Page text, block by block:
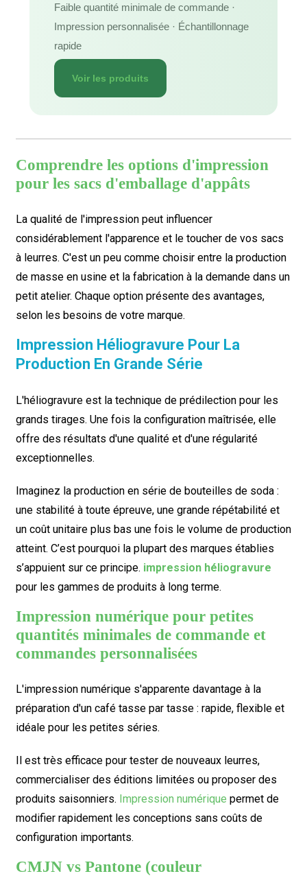
Faible quantité minimale de commande ·
Impression personnalisée · Échantillonnage
rapide
Voir les produits
Comprendre les options d'impression
pour les sacs d'emballage d'appâts
La qualité de l'impression peut influencer
considérablement l'apparence et le toucher de vos sacs
à leurres. C'est un peu comme choisir entre la production
de masse en usine et la fabrication à la demande dans un
petit atelier. Chaque option présente des avantages,
selon les besoins de votre marque.
Impression Héliogravure Pour La
Production En Grande Série
L'héliogravure est la technique de prédilection pour les
grands tirages. Une fois la configuration maîtrisée, elle
offre des résultats d'une qualité et d'une régularité
exceptionnelles.
Imaginez la production en série de bouteilles de soda :
une stabilité à toute épreuve, une grande répétabilité et
un coût unitaire plus bas une fois le volume de production
atteint. C’est pourquoi la plupart des marques établies
s’appuient sur ce principe. impression héliogravure
pour les gammes de produits à long terme.
Impression numérique pour petites
quantités minimales de commande et
commandes personnalisées
L'impression numérique s'apparente davantage à la
préparation d'un café tasse par tasse : rapide, flexible et
idéale pour les petites séries.
Il est très efficace pour tester de nouveaux leurres,
commercialiser des éditions limitées ou proposer des
produits saisonniers. Impression numérique permet de
modifier rapidement les conceptions sans coûts de
configuration importants.
CMJN vs Pantone (couleur